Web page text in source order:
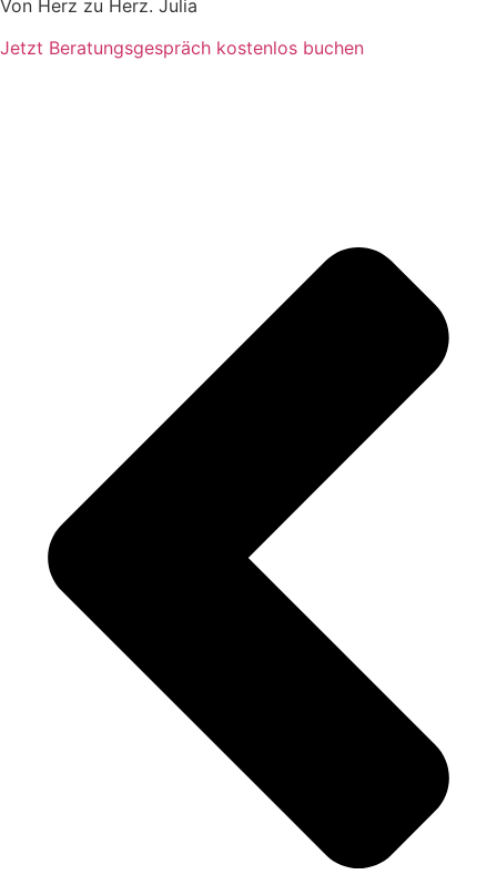
Von Herz zu Herz. Julia
Jetzt Beratungsgespräch kostenlos buchen